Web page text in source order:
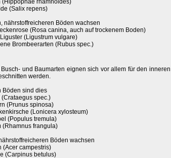
(Hippophae rhamnoides)
(Salix repens)
nährstoffreicheren Böden wachsen
(Rosa canina, auch auf trockenem Boden)
(Ligustrum vulgare)
Brombeerarten (Rubus spec.)
und Baumarten eignen sich vor allem für den
werden.
Böden sind dies
spec.)
(Prunus spinosa)
(Lonicera xylosteum)
(Populus tremula)
(Rhamnus frangula)
Böden wachsen
(Acer campestris)
(Carpinus betulus)